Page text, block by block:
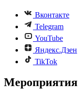
Вконтакте
Telegram
YouTube
Яндекс.Дзен
TikTok
Мероприятия